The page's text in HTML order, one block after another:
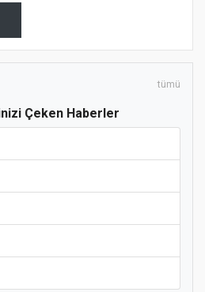
tümü
Çeken Haberler